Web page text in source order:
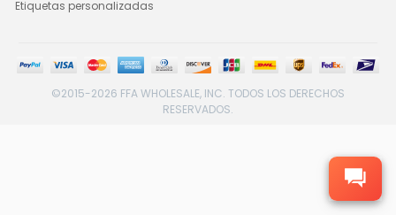
Etiquetas personalizadas
©2015-2026 FFA WHOLESALE, INC. TODOS LOS DERECHOS
RESERVADOS.